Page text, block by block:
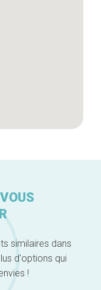
similaires dans
d'options qui
!